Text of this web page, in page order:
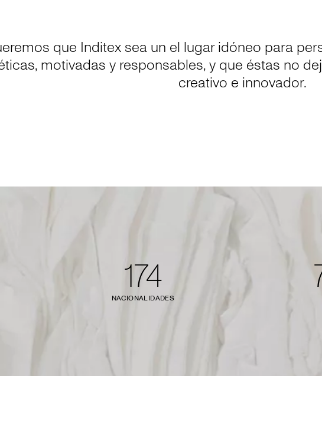
que Inditex sea un el lugar idóneo para
motivadas y responsables, y que éstas no
creativo e innovador.
174
NACIONALIDADES